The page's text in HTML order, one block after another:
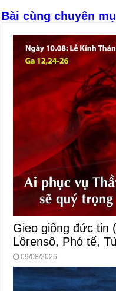
k
Bài cùng chuyên
Gieo giống đức tin
Lôrensô, Phó tế,
09/08/2026